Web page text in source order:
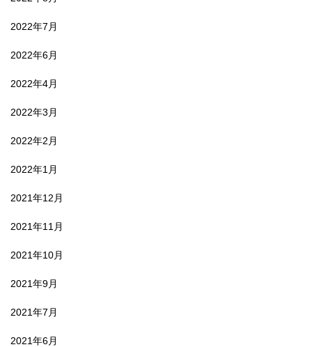
2022年7月
2022年6月
2022年4月
2022年3月
2022年2月
2022年1月
2021年12月
2021年11月
2021年10月
2021年9月
2021年7月
2021年6月